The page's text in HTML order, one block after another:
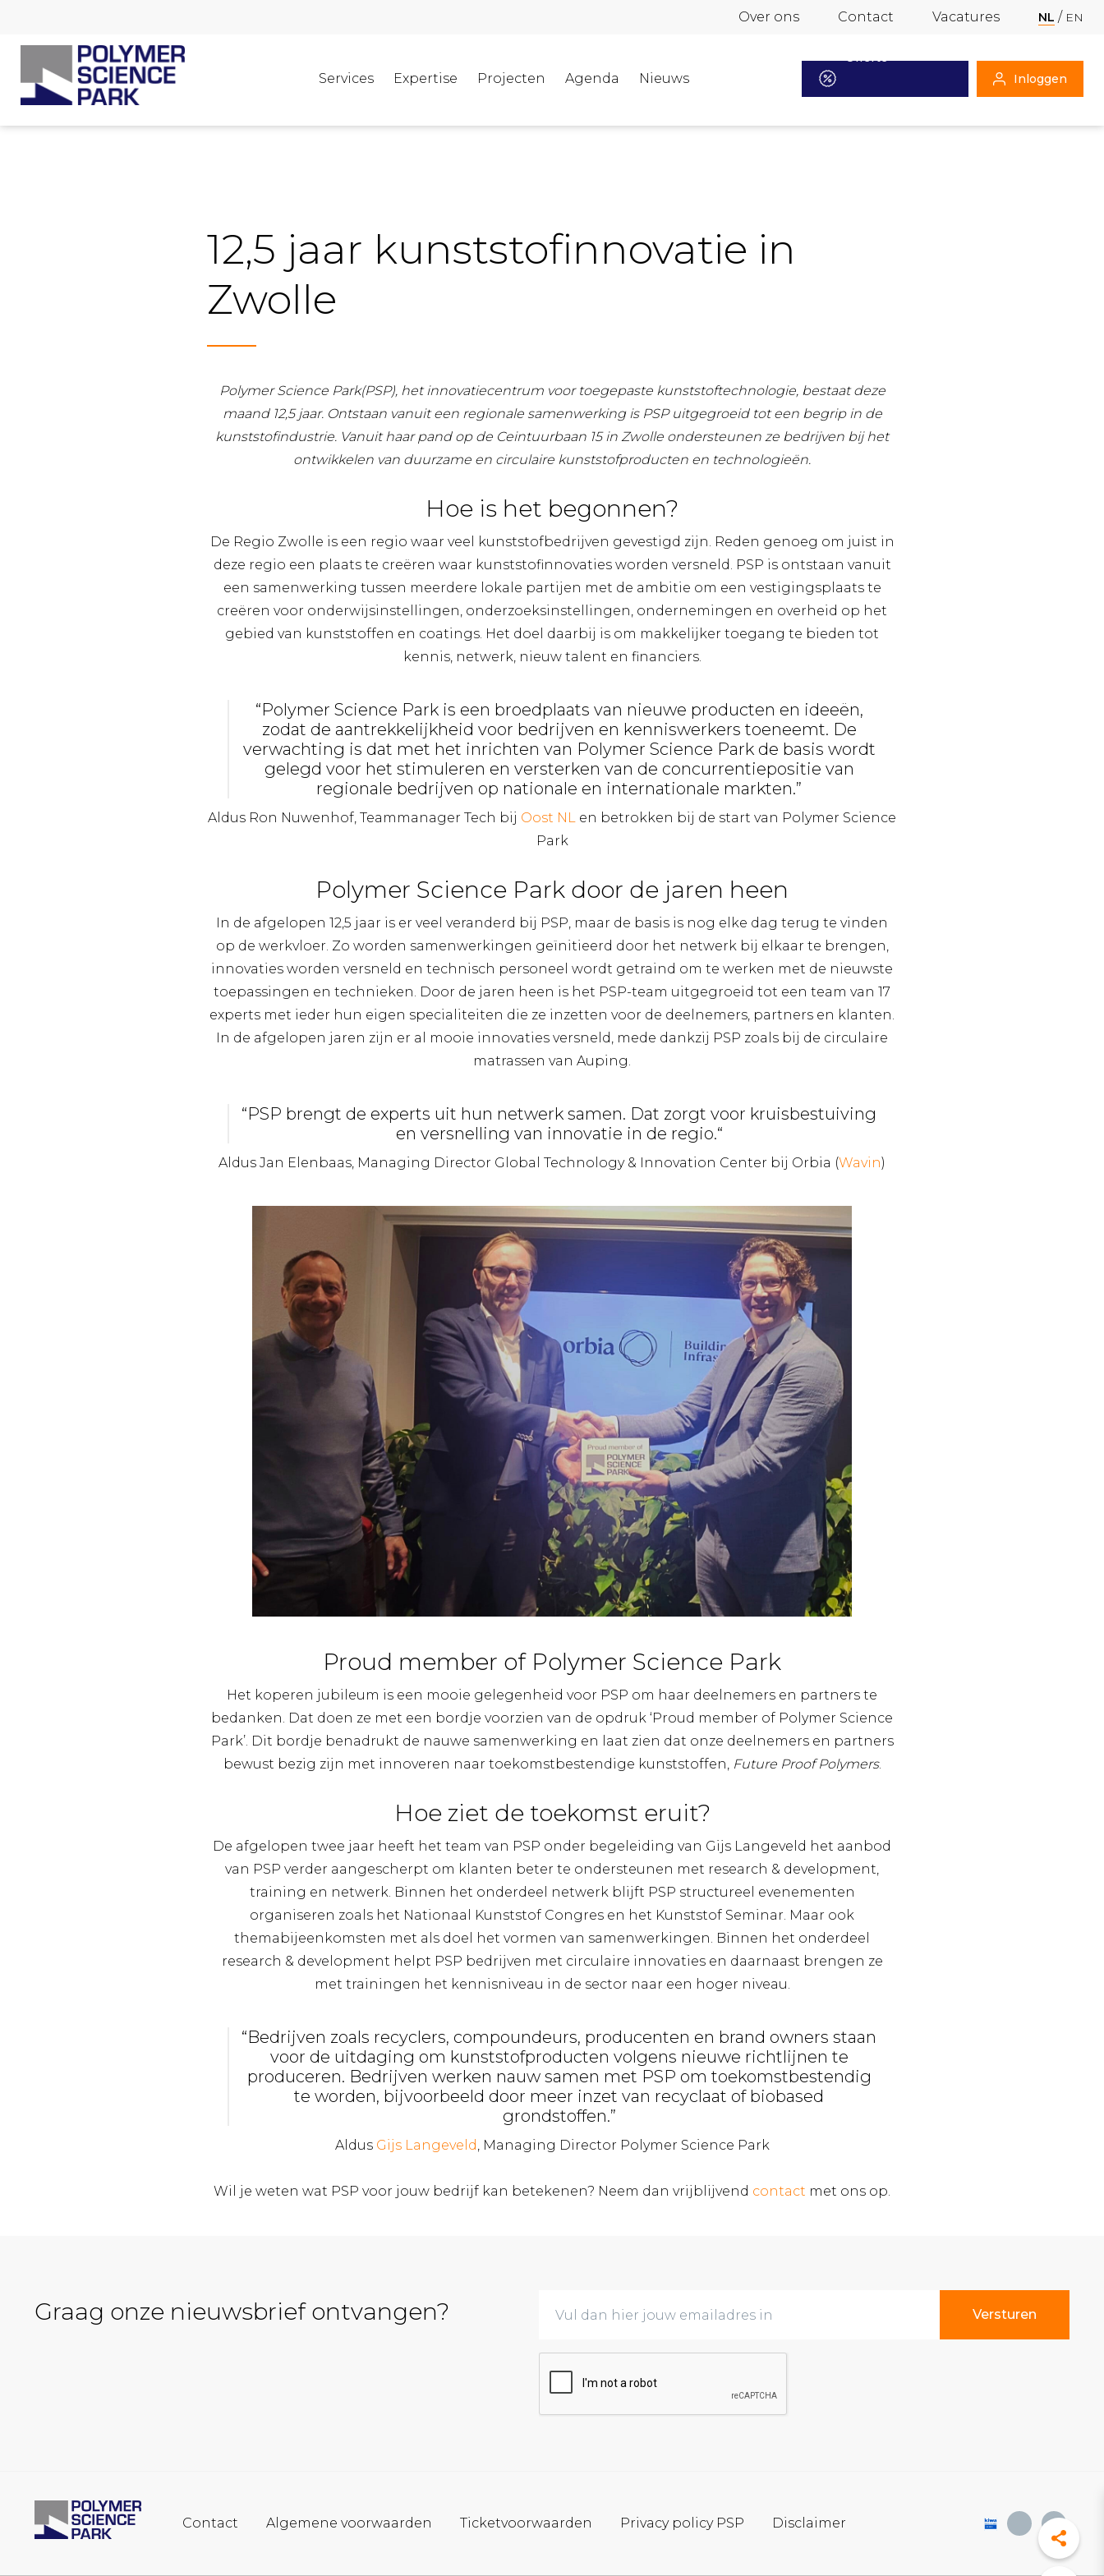
Over ons Contact Vacatures NL EN
Services Expertise Projecten Agenda Nieuws
Offerte
aanvragen
Inloggen
12,5 jaar kunststofinnovatie in
Zwolle
Polymer Science Park(PSP), het innovatiecentrum voor toegepaste kunststoftechnologie, bestaat deze
maand 12,5 jaar. Ontstaan vanuit een regionale samenwerking is PSP uitgegroeid tot een begrip in de
kunststofindustrie. Vanuit haar pand op de Ceintuurbaan 15 in Zwolle ondersteunen ze bedrijven bij het
ontwikkelen van duurzame en circulaire kunststofproducten en technologieën.
Hoe is het begonnen?
De Regio Zwolle is een regio waar veel kunststofbedrijven gevestigd zijn. Reden genoeg om juist in
deze regio een plaats te creëren waar kunststofinnovaties worden versneld. PSP is ontstaan vanuit
een samenwerking tussen meerdere lokale partijen met de ambitie om een vestigingsplaats te
creëren voor onderwijsinstellingen, onderzoeksinstellingen, ondernemingen en overheid op het
gebied van kunststoffen en coatings. Het doel daarbij is om makkelijker toegang te bieden tot
kennis, netwerk, nieuw talent en financiers.
“Polymer Science Park is een broedplaats van nieuwe producten en ideeën,
zodat de aantrekkelijkheid voor bedrijven en kenniswerkers toeneemt. De
verwachting is dat met het inrichten van Polymer Science Park de basis wordt
gelegd voor het stimuleren en versterken van de concurrentiepositie van
regionale bedrijven op nationale en internationale markten.”
Aldus Ron Nuwenhof, Teammanager Tech bij Oost NL en betrokken bij de start van Polymer Science
Park
Polymer Science Park door de jaren heen
In de afgelopen 12,5 jaar is er veel veranderd bij PSP, maar de basis is nog elke dag terug te vinden
op de werkvloer. Zo worden samenwerkingen geïnitieerd door het netwerk bij elkaar te brengen,
innovaties worden versneld en technisch personeel wordt getraind om te werken met de nieuwste
toepassingen en technieken. Door de jaren heen is het PSP-team uitgegroeid tot een team van 17
experts met ieder hun eigen specialiteiten die ze inzetten voor de deelnemers, partners en klanten.
In de afgelopen jaren zijn er al mooie innovaties versneld, mede dankzij PSP zoals bij de circulaire
matrassen van Auping.
“PSP brengt de experts uit hun netwerk samen. Dat zorgt voor kruisbestuiving
en versnelling van innovatie in de regio.“
Aldus Jan Elenbaas, Managing Director Global Technology & Innovation Center bij Orbia (Wavin)
Proud member of Polymer Science Park
Het koperen jubileum is een mooie gelegenheid voor PSP om haar deelnemers en partners te
bedanken. Dat doen ze met een bordje voorzien van de opdruk ‘Proud member of Polymer Science
Park’. Dit bordje benadrukt de nauwe samenwerking en laat zien dat onze deelnemers en partners
bewust bezig zijn met innoveren naar toekomstbestendige kunststoffen, Future Proof Polymers.
Hoe ziet de toekomst eruit?
De afgelopen twee jaar heeft het team van PSP onder begeleiding van Gijs Langeveld het aanbod
van PSP verder aangescherpt om klanten beter te ondersteunen met research & development,
training en netwerk. Binnen het onderdeel netwerk blijft PSP structureel evenementen
organiseren zoals het Nationaal Kunststof Congres en het Kunststof Seminar. Maar ook
themabijeenkomsten met als doel het vormen van samenwerkingen. Binnen het onderdeel
research & development helpt PSP bedrijven met circulaire innovaties en daarnaast brengen ze
met trainingen het kennisniveau in de sector naar een hoger niveau.
“Bedrijven zoals recyclers, compoundeurs, producenten en brand owners staan
voor de uitdaging om kunststofproducten volgens nieuwe richtlijnen te
produceren. Bedrijven werken nauw samen met PSP om toekomstbestendig
te worden, bijvoorbeeld door meer inzet van recyclaat of biobased
grondstoffen.”
Aldus Gijs Langeveld, Managing Director Polymer Science Park
Wil je weten wat PSP voor jouw bedrijf kan betekenen? Neem dan vrijblijvend contact met ons op.
Graag onze nieuwsbrief ontvangen?
Contact Algemene voorwaarden Ticketvoorwaarden Privacy policy PSP Disclaimer